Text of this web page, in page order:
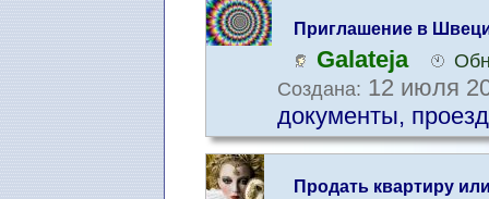
Приглашение в
Galateja
Создана: 12 июля
документы,
Продать квартиру